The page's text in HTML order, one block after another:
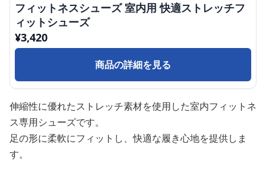
フィットネスシューズ 室内用 快適ストレッチフ
ィットシューズ
¥3,420
商品の詳細を見る
伸縮性に優れたストレッチ素材を使用した室内フィットネ
ス専用シューズです。
足の形に柔軟にフィットし、快適な履き心地を提供しま
す。